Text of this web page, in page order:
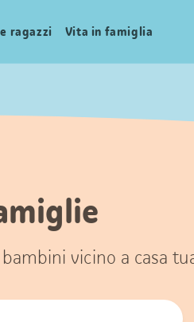
ragazzi Vita in famiglia
vicino a casa